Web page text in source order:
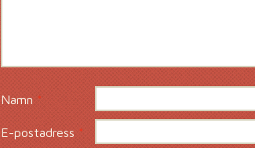
Namn*
E-postadress *